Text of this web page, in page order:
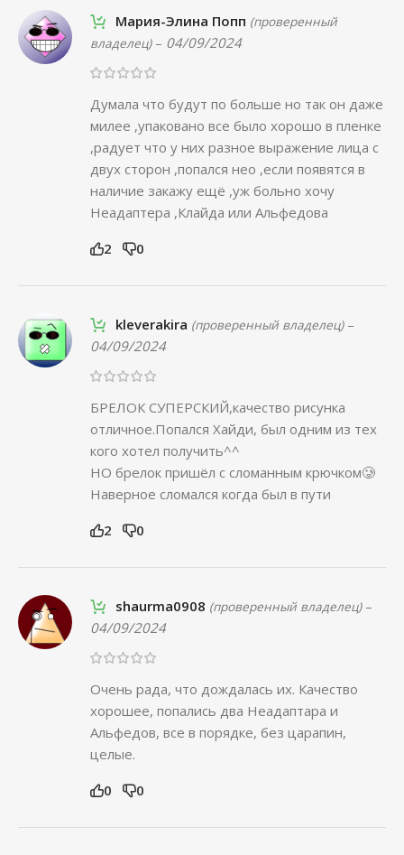
Мария-Элина Попп (проверенный
владелец) – 04/09/2024
Думала что будут по больше но так он даже
милее ,упаковано все было хорошо в пленке
,радует что у них разное выражение лица с
двух сторон ,попался нео ,если появятся в
наличие закажу ещё ,уж больно хочу
Неадаптера ,Клайда или Альфедова
2 0
kleverakira (проверенный владелец) –
04/09/2024
БРЕЛОК СУПЕРСКИЙ,качество рисунка
отличное.Попался Хайди, был одним из тех
кого хотел получить^^
НО брелок пришёл с сломанным крючком🥲
Наверное сломался когда был в пути
2 0
shaurma0908 (проверенный владелец) –
04/09/2024
Очень рада, что дождалась их. Качество
хорошее, попались два Неадаптара и
Альфедов, все в порядке, без царапин,
целые.
0 0